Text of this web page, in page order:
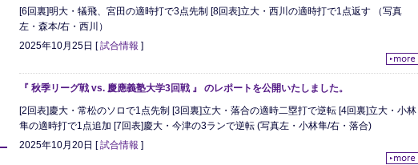
[6回裏]明大・犠飛、宮田の適時打で3点先制 [8回表]立大・西川の適時打で1点返す （写真
左・森本/右・西川）
2025年10月25日 [試合情報 ]
『 秋季リーグ戦 vs. 慶應義塾大学3回戦 』 のレポートを公開いたしました。
[2回表]慶大・常松のソロで1点先制 [3回裏]立大・落合の適時二塁打で逆転 [4回裏]立大・小林
隼の適時打で1点追加 [7回表]慶大・今津の3ランで逆転 (写真左・小林隼/右・落合)
2025年10月20日 [試合情報 ]